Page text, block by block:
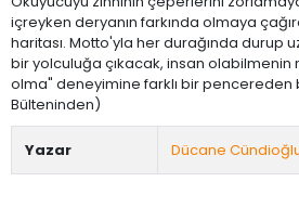
içreyken deryanın farkında olmaya
haritası. Motto'yla her durağında durup
bir yolculuğa çıkacak, insan olabilmenin
olma" deneyimine farklı bir pencereden
Bülteninden)
Yazar Dücane